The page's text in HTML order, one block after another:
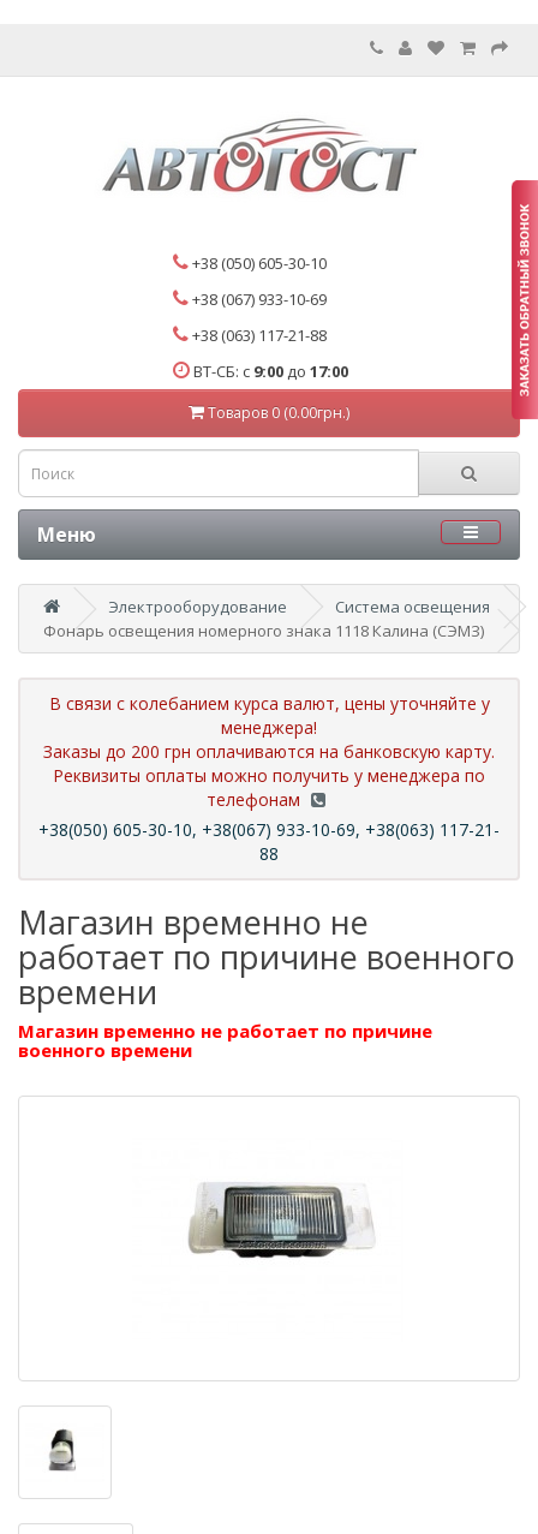
+38 (050) 605-30-10
+38 (067) 933-10-69
+38 (063) 117-21-88
ВТ-СБ: с 9:00 до 17:00
Товаров 0 (0.00грн.)
Меню
Электрооборудование
Система освещения
Фонарь освещения номерного знака 1118 Калина (СЭМЗ)
В связи с колебанием курса валют, цены уточняйте у
менеджера!
Заказы до 200 грн оплачиваются на банковскую карту.
Реквизиты оплаты можно получить у менеджера по
телефонам
+38(050) 605-30-10, +38(067) 933-10-69, +38(063) 117-21-
88
Магазин временно не
работает по причине военного
времени
Магазин временно не работает по причине
военного времени